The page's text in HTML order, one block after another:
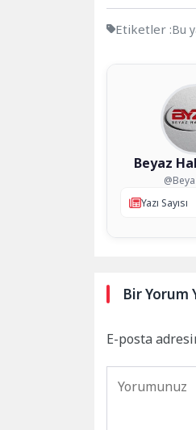
Etiketler :Bu
Beyaz
Yazı Sayısı
Bir Yorum
E-posta